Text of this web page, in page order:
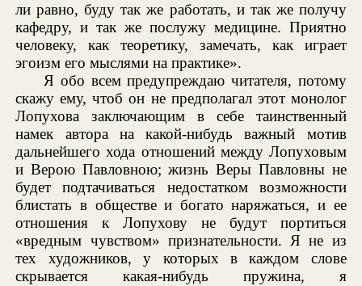
ли равно, буду так же работать, и так же получу
кафедру, и так же послужу медицине. Приятно
человеку, как теоретику, замечать, как играет
эгоизм его мыслями на практике».
Я обо всем предупреждаю читателя, потому
скажу ему, чтоб он не предполагал этот монолог
Лопухова заключающим в себе таинственный
намек автора на какой-нибудь важный мотив
дальнейшего хода отношений между Лопуховым
и Верою Павловною; жизнь Веры Павловны не
будет подтачиваться недостатком возможности
блистать в обществе и богато наряжаться, и ее
отношения к Лопухову не будут портиться
«вредным чувством» признательности. Я не из
тех художников, у которых в каждом слове
скрывается какая-нибудь пружина, я